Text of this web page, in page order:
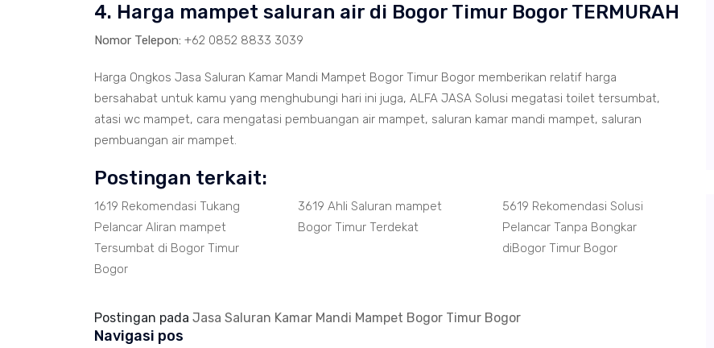
4. Harga mampet saluran air di Bogor Timur Bogor TERMURAH
Nomor Telepon: +62 0852 8833 3039
Harga Ongkos Jasa Saluran Kamar Mandi Mampet Bogor Timur Bogor memberikan relatif harga
bersahabat untuk kamu yang menghubungi hari ini juga, ALFA JASA Solusi megatasi toilet tersumbat,
atasi wc mampet, cara mengatasi pembuangan air mampet, saluran kamar mandi mampet, saluran
pembuangan air mampet.
Postingan terkait:
1619 Rekomendasi Tukang
Pelancar Aliran mampet
Tersumbat di Bogor Timur
Bogor
3619 Ahli Saluran mampet
Bogor Timur Terdekat
5619 Rekomendasi Solusi
Pelancar Tanpa Bongkar
diBogor Timur Bogor
Postingan pada Jasa Saluran Kamar Mandi Mampet Bogor Timur Bogor
Navigasi pos